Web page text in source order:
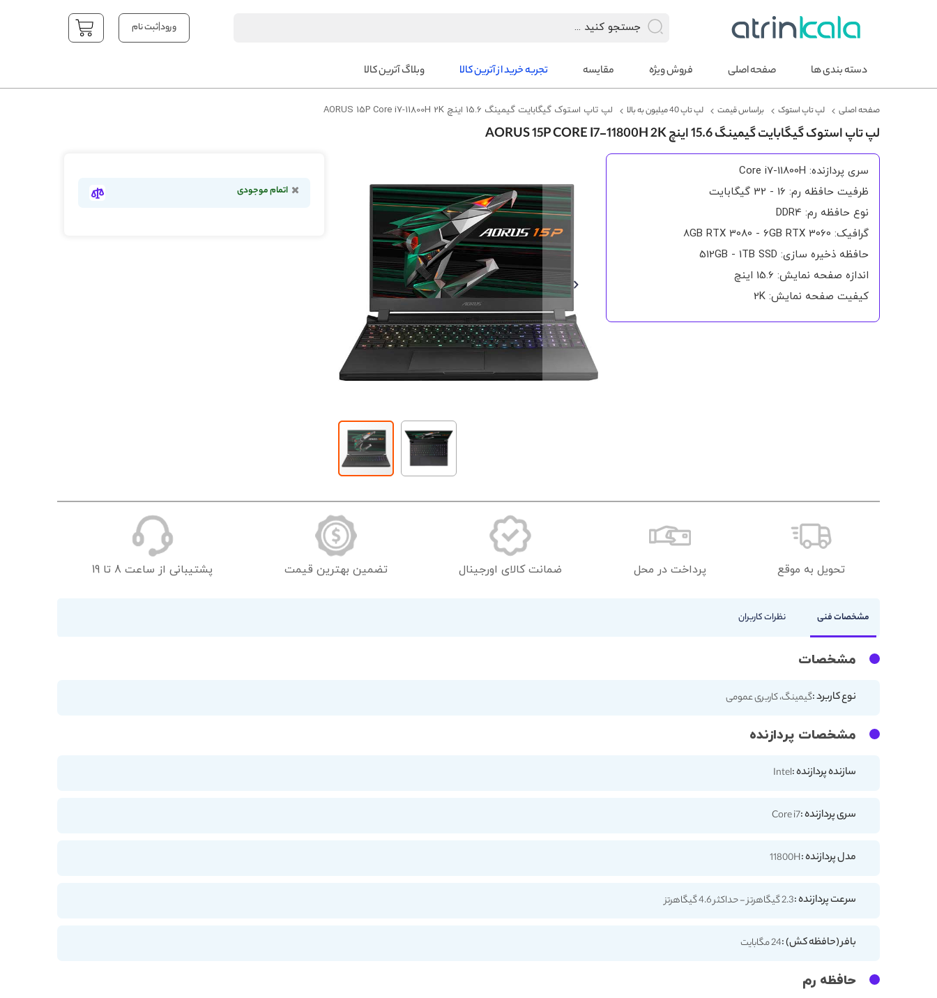
ورود|ثبت نام
YOUR CART
دسته بندی ها
صفحه اصلی فروش ویژه مقایسه تجربه خرید از آترین کالا وبلاگ آترین کالا
صفحه اصلی لپ تاپ استوک براساس قیمت لپ تاپ 40 میلیون به بالا لپ تاپ استوک گیگابایت گیمینگ 15.6 اینچ AORUS 15P Core i7-11800H 2K
لپ تاپ استوک گیگابایت گیمینگ 15.6 اینچ AORUS 15P CORE I7-11800H 2K
سری پردازنده: Core i7-11800H
ظرفیت حافظه رم: 16 - 32 گیگابایت
نوع حافظه رم: DDR4
گرافیک: 8GB RTX 3080 - 6GB RTX 3060
حافظه ذخیره سازی: 512GB - 1TB SSD
اندازه صفحه نمایش: 15.6 اینچ
کیفیت صفحه نمایش: 2K
انتهای
به
اتمام موجودی
تحویل به موقع پرداخت در محل ضمانت کالای اورجینال تضمین بهترین قیمت پشتیبانی از ساعت 8 تا 19
مشخصات فنی نظرات کاربران
مشخصات
نوع کاربرد :گیمینگ، کاربری عمومی
مشخصات پردازنده
سازنده پردازنده :Intel
سری پردازنده :Core i7
مدل پردازنده :11800H
سرعت پردازنده :2.3 گیگاهرتز - حداکثر 4.6 گیگاهرتز
بافر (حافظه کش) :24 مگابایت
حافظه رم